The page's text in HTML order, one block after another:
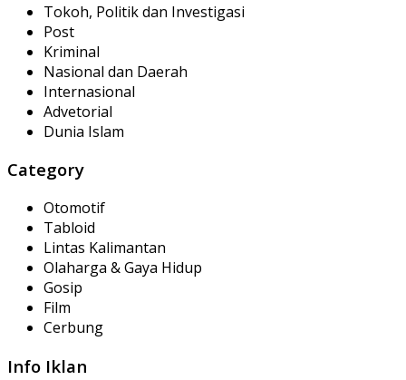
Tokoh, Politik dan Investigasi
Post
Kriminal
Nasional dan Daerah
Internasional
Advetorial
Dunia Islam
Category
Otomotif
Tabloid
Lintas Kalimantan
Olaharga & Gaya Hidup
Gosip
Film
Cerbung
Info Iklan